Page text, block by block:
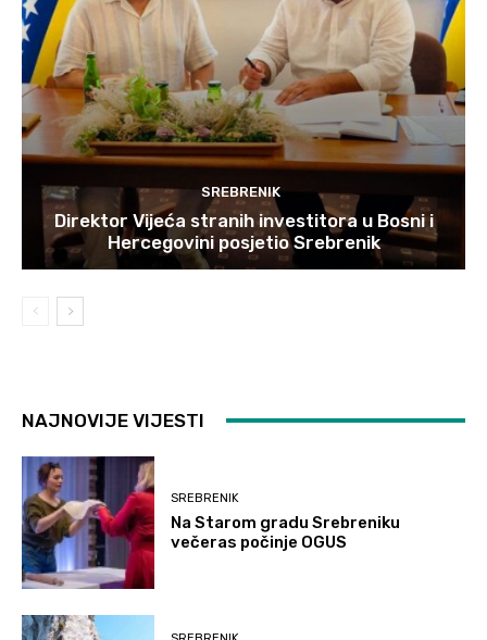
SREBRENIK
Direktor Vijeća stranih investitora u Bosni i
Hercegovini posjetio Srebrenik
NAJNOVIJE VIJESTI
SREBRENIK
Na Starom gradu Srebreniku
večeras počinje OGUS